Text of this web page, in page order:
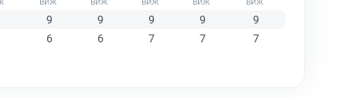
9 9 9 9
9
6
6 7 7 7